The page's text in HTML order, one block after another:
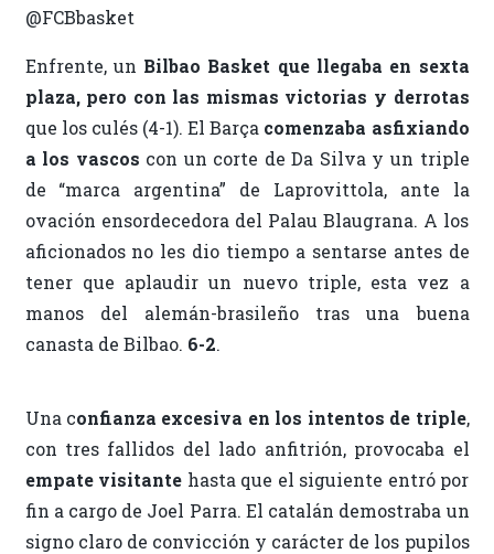
@FCBbasket
Enfrente, un Bilbao Basket que llegaba en sexta
plaza, pero con las mismas victorias y derrotas
que los culés (4-1). El Barça comenzaba asfixiando
a los vascos con un corte de Da Silva y un triple
de “marca argentina” de Laprovittola, ante la
ovación ensordecedora del Palau Blaugrana. A los
aficionados no les dio tiempo a sentarse antes de
tener que aplaudir un nuevo triple, esta vez a
manos del alemán-brasileño tras una buena
canasta de Bilbao. 6-2.
Una confianza excesiva en los intentos de triple,
con tres fallidos del lado anfitrión, provocaba el
empate visitante hasta que el siguiente entró por
fin a cargo de Joel Parra. El catalán demostraba un
signo claro de convicción y carácter de los pupilos